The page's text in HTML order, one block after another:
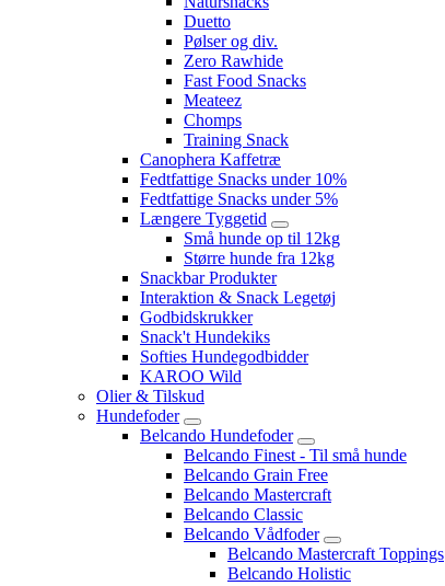
Duetto
Pølser og div.
Zero Rawhide
Fast Food Snacks
Meateez
Chomps
Training Snack
Canophera Kaffetræ
Fedtfattige Snacks under 10%
Fedtfattige Snacks under 5%
Længere Tyggetid
Små hunde op til 12kg
Større hunde fra 12kg
Snackbar Produkter
Interaktion & Snack Legetøj
Godbidskrukker
Snack't Hundekiks
Softies Hundegodbidder
KAROO Wild
Olier & Tilskud
Hundefoder
Belcando Hundefoder
Belcando Finest - Til små hunde
Belcando Grain Free
Belcando Mastercraft
Belcando Classic
Belcando Vådfoder
Belcando Mastercraft Toppings
Belcando Holistic